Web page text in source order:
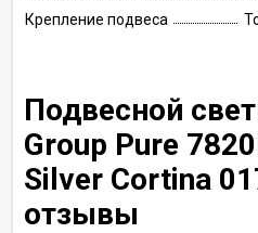
Крепление подвеса
Подвесной
Group Pure
Silver Cortina
отзывы